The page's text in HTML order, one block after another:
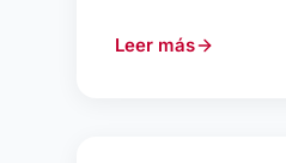
Leer más